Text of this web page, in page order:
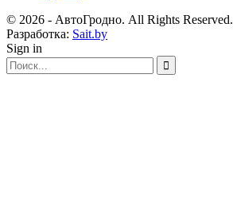
© 2026 - АвтоГродно. All Rights Reserved.
Разработка: Sait.by
Sign in